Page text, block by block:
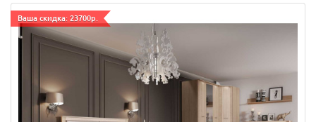
Ваша скидка: 23700р.